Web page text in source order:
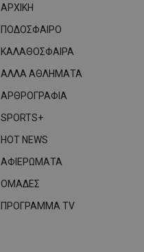
ΑΡΧΙΚΗ
ΠΟΔΟΣΦΑΙΡΟ
ΚΑΛΑΘΟΣΦΑΙΡΑ
ΑΛΛΑ ΑΘΛΗΜΑΤΑ
ΑΡΘΡΟΓΡΑΦΙΑ
SPORTS+
HOT NEWS
ΑΦΙΕΡΩΜΑΤΑ
ΟΜΑΔΕΣ
ΠΡΟΓΡΑΜΜΑ TV